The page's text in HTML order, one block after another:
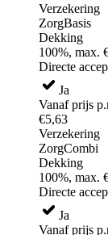
Verzekering
ZorgBasis
Dekking
100%, max.
Directe
Ja
Vanaf prijs
€5,63
Verzekering
ZorgCombi
Dekking
100%, max.
Directe
Ja
Vanaf prijs